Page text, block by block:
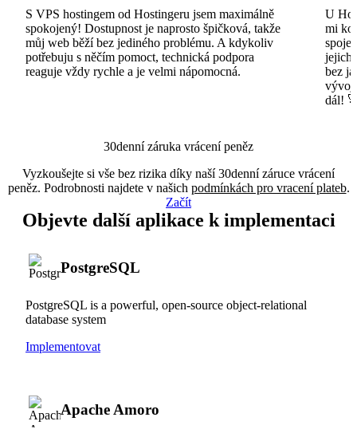
S VPS hostingem od Hostingeru jsem maximálně
spokojený! Dostupnost je naprosto špičková, takže
můj web běží bez jediného problému. A kdykoliv
potřebuju s něčím pomoct, technická podpora
reaguje vždy rychle a je velmi nápomocná.
U
mi
jejich
bez
dál!
30denní záruka vrácení peněz
Vyzkoušejte si vše bez rizika díky naší 30denní záruce vrácení
peněz. Podrobnosti najdete v našich podmínkách pro vracení plateb.
Začít
Objevte další aplikace k implementaci
PostgreSQL
PostgreSQL is a powerful, open-source object-relational
database system
Implementovat
Apache Amoro